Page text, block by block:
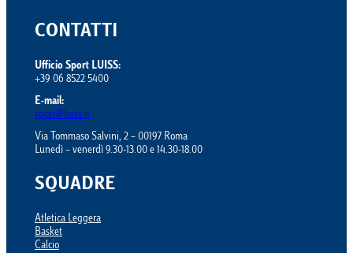
CONTATTI
Ufficio Sport LUISS:
+39 06 8522 5400
E-mail:
sport@luiss.it
Via Tommaso Salvini, 2 – 00197 Roma
Lunedì – venerdì 9.30-13.00 e 14.30-18.00
SQUADRE
Atletica Leggera
Basket
Calcio